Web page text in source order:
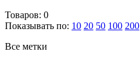
Товаров: 0
Показывать по: 10 20 50 100 200
Все метки